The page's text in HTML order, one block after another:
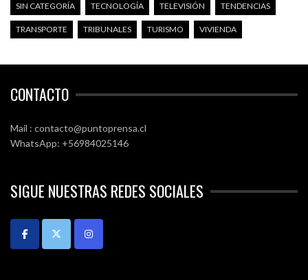
SIN CATEGORÍA TECNOLOGÍA TELEVISIÓN TENDENCIAS
TRANSPORTE TRIBUNALES TURISMO VIVIENDA
CONTACTO
Mail : contacto@puntoprensa.cl
WhatsApp: +56984025146
SIGUE NUESTRAS REDES SOCIALES